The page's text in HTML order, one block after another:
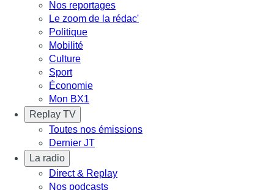
Nos reportages
Le zoom de la rédac'
Politique
Mobilité
Culture
Sport
Économie
Mon BX1
Replay TV
Toutes nos émissions
Dernier JT
La radio
Direct & Replay
Nos podcasts